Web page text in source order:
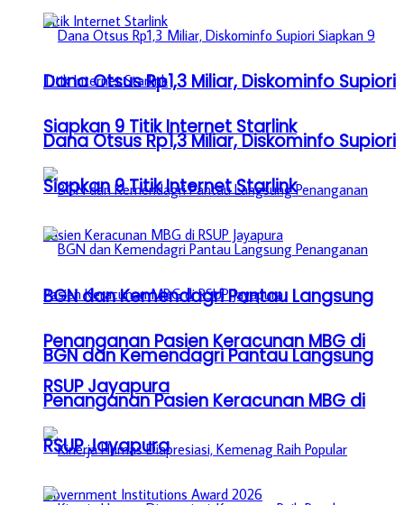
Dana Otsus Rp1,3 Miliar, Diskominfo Supiori
Siapkan 9 Titik Internet Starlink
BGN dan Kemendagri Pantau Langsung
Penanganan Pasien Keracunan MBG di
RSUP Jayapura
Dana Otsus Rp1,3 Miliar, Diskominfo Supiori
Siapkan 9 Titik Internet Starlink
BGN dan Kemendagri Pantau Langsung
Penanganan Pasien Keracunan MBG di
RSUP Jayapura